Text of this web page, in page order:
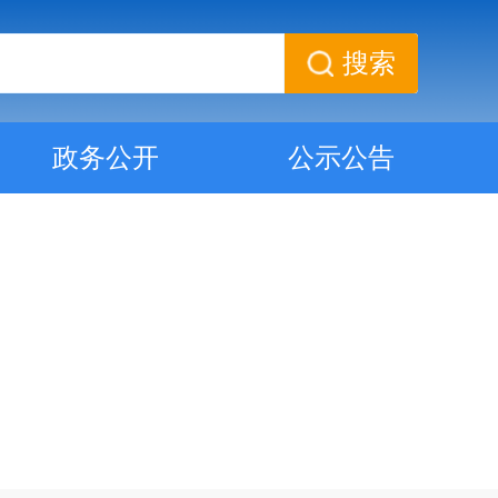
搜索
政务公开 公示公告